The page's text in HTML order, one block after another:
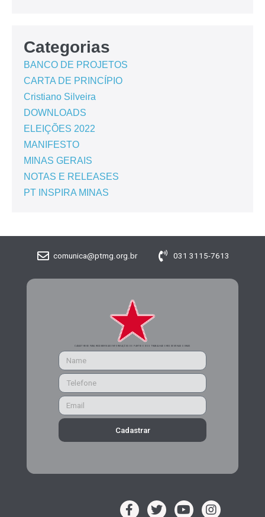
Categorias
BANCO DE PROJETOS
CARTA DE PRINCÍPIO
Cristiano Silveira
DOWNLOADS
ELEIÇÕES 2022
MANIFESTO
MINAS GERAIS
NOTAS E RELEASES
PT INSPIRA MINAS
comunica@ptmg.org.br 031 3115-7613
CADASTRE-SE PARA RECEBER MAIS INFORMAÇÕES DO PARTIDO DOS TRABALHADORES DE MINAS GERAIS
Cadastrar